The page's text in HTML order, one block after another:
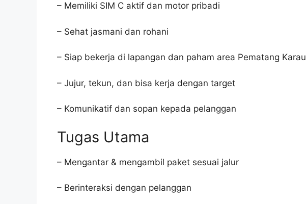
– Memiliki SIM C aktif dan motor pribadi
– Sehat jasmani dan rohani
– Siap bekerja di lapangan dan paham area Pematang Karau
– Jujur, tekun, dan bisa kerja dengan target
– Komunikatif dan sopan kepada pelanggan
Tugas Utama
– Mengantar & mengambil paket sesuai jalur
– Berinteraksi dengan pelanggan